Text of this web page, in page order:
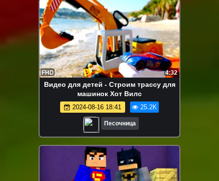
FHD 4:32
Видео для детей - Строим трассу для
машинок Хот Вилс
2024-08-16 18:41 25.2K
Песочница